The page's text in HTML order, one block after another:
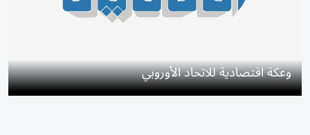
وعكة اقتصادية للاتحاد الأوروبي